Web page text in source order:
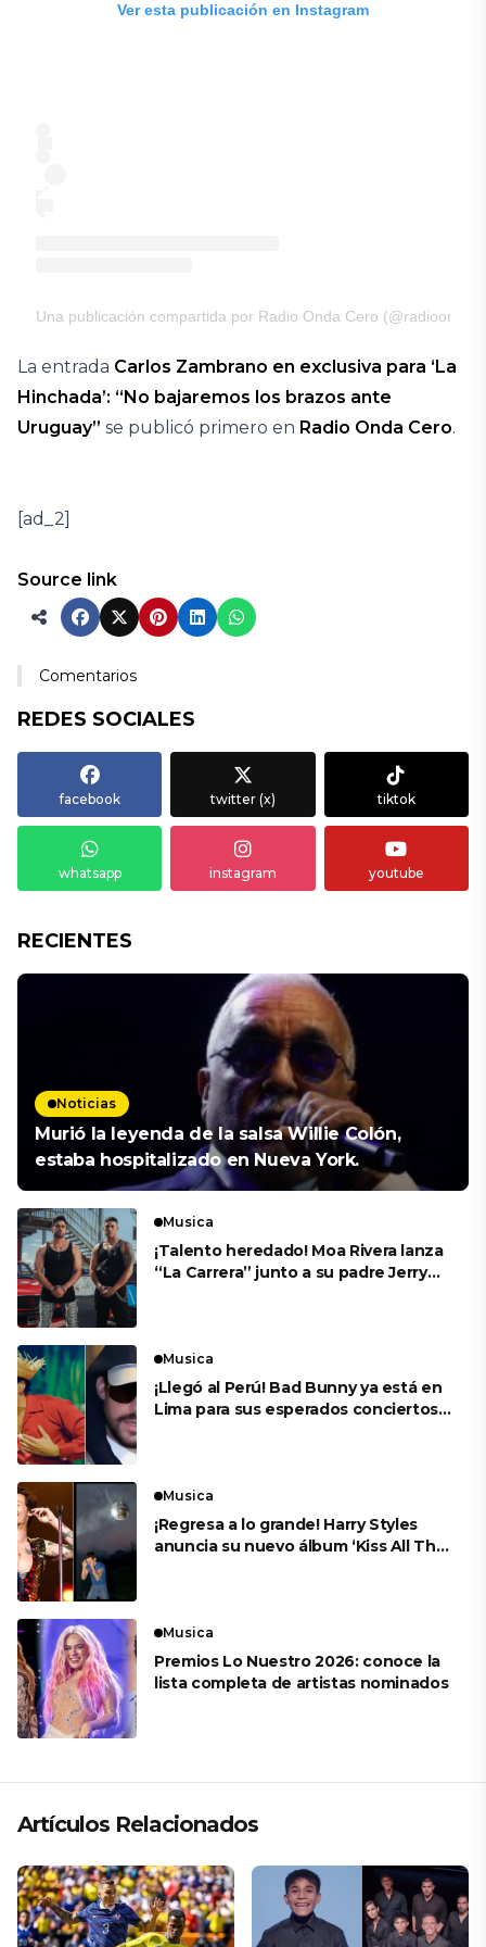
Ver esta publicación en Instagram
Una publicación compartida por Radio Onda Cero
La entrada Carlos Zambrano en exclusiva para ‘La
Hinchada’: “No bajaremos los brazos ante
Uruguay” se publicó primero en Radio Onda Cero.
[ad_2]
Source link
Comentarios
REDES SOCIALES
facebook twitter (x) tiktok
whatsapp instagram youtube
RECIENTES
Noticias
Murió la leyenda de la salsa Willie Colón,
estaba hospitalizado en Nueva York.
Musica
¡Talento heredado! Moa Rivera lanza
“La Carrera” junto a su padre Jerry
Musica
¡Llegó al Perú! Bad Bunny ya está en
Lima para sus esperados conciertos
Musica
¡Regresa a lo grande! Harry Styles
anuncia su nuevo álbum ‘Kiss All The
Musica
Premios Lo Nuestro 2026: conoce la
lista completa de artistas nominados
Artículos Relacionados